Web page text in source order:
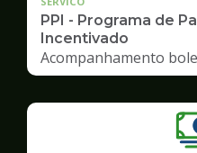
PPI - Programa de
Incentivado
Acompanhamento